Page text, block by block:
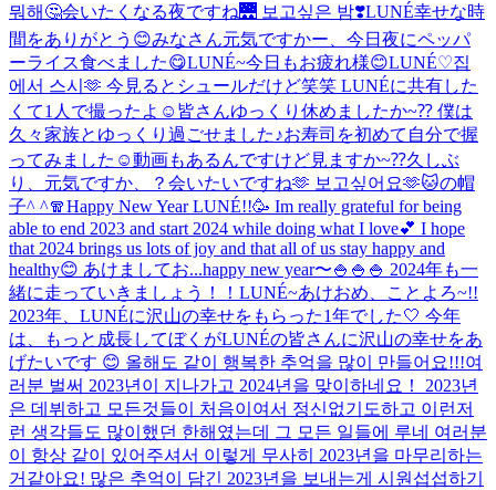
뭐해🤔会いたくなる夜ですね🌉 보고싶은 밤❣️LUNÉ幸せな時
間をありがとう😊みなさん元気ですかー、今日夜にペッパ
ーライス食べました😋LUNÉ~今日もお疲れ様😊LUNÉ♡집
에서 스시🫶 今見るとシュールだけど笑笑 LUNÉに共有した
くて1人で撮ったよ☺️ 皆さんゆっくり休めましたか~⁇ 僕は
久々家族とゆっくり過ごせました♪お寿司を初めて自分で握
ってみました☺️動画もあるんですけど見ますか~⁇久しぶ
り、元気ですか、？会いたいですね🫶 보고싶어요🫶🐱の帽
子^ ^🧣Happy New Year LUNÉ!!🥳 Im really grateful for being
able to end 2023 and start 2024 while doing what I love💕 I hope
that 2024 brings us lots of joy and that all of us stay happy and
healthy😊 あけましてお...happy new year〜🍚🍚🍚 2024年も一
緒に走っていきましょう！！ LUNÉ~あけおめ、ことよろ~!!
2023年、LUNÉに沢山の幸せをもらった1年でした🤍 今年
は、もっと成長してぼくがLUNÉの皆さんに沢山の幸せをあ
げたいです 😊 올해도 같이 행복한 추억을 많이 만들어요!!!여
러분 벌써 2023년이 지나가고 2024년을 맞이하네요！ 2023년
은 데뷔하고 모든것들이 처음이여서 정신없기도하고 이런저
런 생각들도 많이했던 한해였는데 그 모든 일들에 루네 여러분
이 항상 같이 있어주셔서 이렇게 무사히 2023년을 마무리하는
거같아요! 많은 추억이 담긴 2023년을 보내는게 시원섭섭하기